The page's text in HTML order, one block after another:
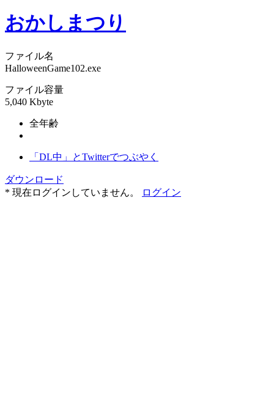
おかしまつり
ファイル名
HalloweenGame102.exe
ファイル容量
5,040 Kbyte
全年齢
「DL中」とTwitterでつぶやく
ダウンロード
* 現在ログインしていません。
ログイン